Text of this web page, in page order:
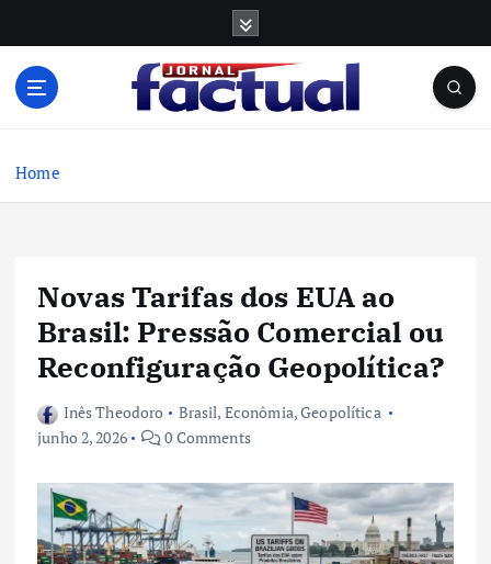
Home
Novas Tarifas dos EUA ao
Brasil: Pressão Comercial ou
Reconfiguração Geopolítica?
Inês Theodoro Brasil, Econômia,Geopolítica
junho 2, 2026
0 Comments